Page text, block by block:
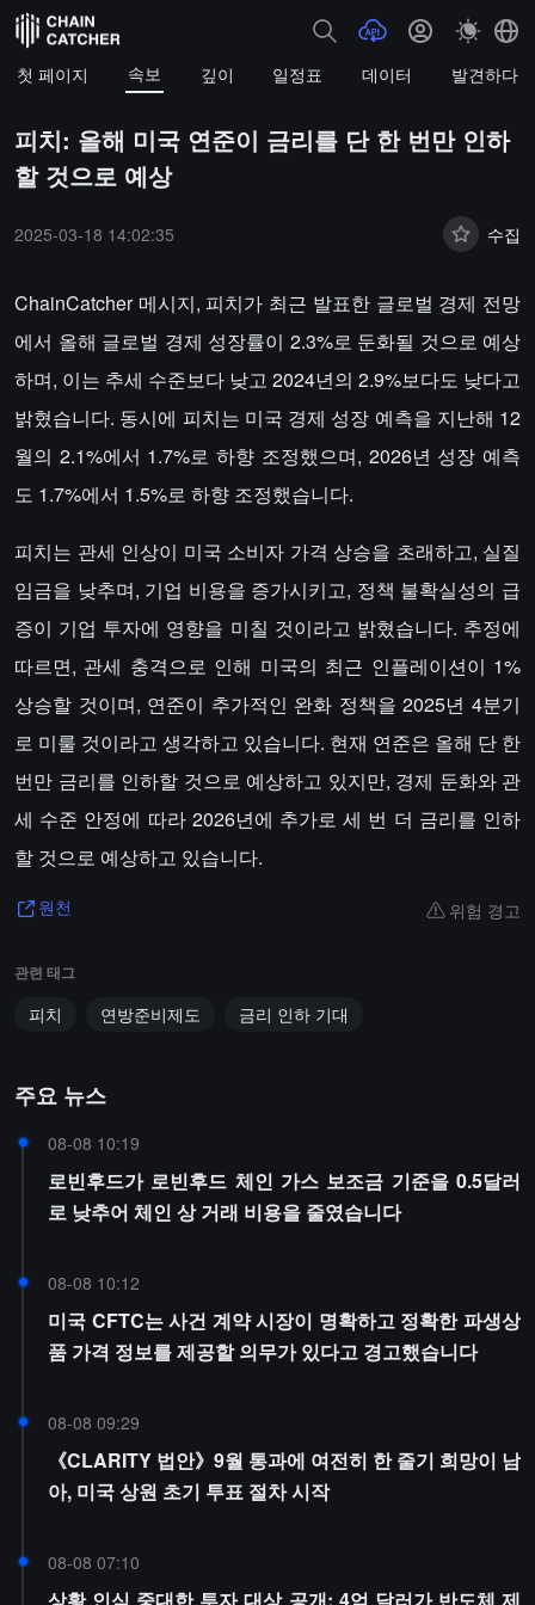
첫 페이지 속보 깊이 일정표 데이터 발견하다
피치: 올해 미국 연준이 금리를 단 한 번만 인하
할 것으로 예상
2025-03-18 14:02:35 수집
ChainCatcher 메시지, 피치가 최근 발표한 글로벌 경제 전망
에서 올해 글로벌 경제 성장률이 2.3%로 둔화될 것으로 예상
하며, 이는 추세 수준보다 낮고 2024년의 2.9%보다도 낮다고
밝혔습니다. 동시에 피치는 미국 경제 성장 예측을 지난해 12
월의 2.1%에서 1.7%로 하향 조정했으며, 2026년 성장 예측
도 1.7%에서 1.5%로 하향 조정했습니다.
피치는 관세 인상이 미국 소비자 가격 상승을 초래하고, 실질
임금을 낮추며, 기업 비용을 증가시키고, 정책 불확실성의 급
증이 기업 투자에 영향을 미칠 것이라고 밝혔습니다. 추정에
따르면, 관세 충격으로 인해 미국의 최근 인플레이션이 1%
상승할 것이며, 연준이 추가적인 완화 정책을 2025년 4분기
로 미룰 것이라고 생각하고 있습니다. 현재 연준은 올해 단 한
번만 금리를 인하할 것으로 예상하고 있지만, 경제 둔화와 관
세 수준 안정에 따라 2026년에 추가로 세 번 더 금리를 인하
할 것으로 예상하고 있습니다.
원천 위험 경고
관련 태그
피치 연방준비제도 금리 인하 기대
주요 뉴스
08-08 10:19
로빈후드가 로빈후드 체인 가스 보조금 기준을 0.5달러
로 낮추어 체인 상 거래 비용을 줄였습니다
08-08 10:12
미국 CFTC는 사건 계약 시장이 명확하고 정확한 파생상
품 가격 정보를 제공할 의무가 있다고 경고했습니다
08-08 09:29
《CLARITY 법안》9월 통과에 여전히 한 줄기 희망이 남
아, 미국 상원 초기 투표 절차 시작
08-08 07:10